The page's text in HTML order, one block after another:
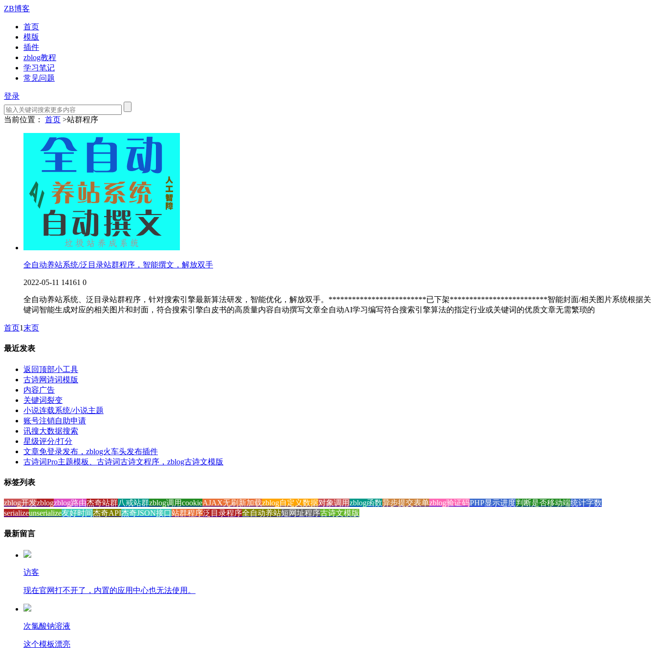
ZB博客
首页
模版
插件
zblog教程
学习笔记
常见问题
登录
当前位置： 首页 >站群程序
全自动养站系统/泛目录站群程序，智能撰文，解放双手
2022-05-11 14161 0
全自动养站系统、泛目录站群程序，针对搜索引擎最新算法研发，智能优化，解放双手。*************************已下架*************************智能封面/相关图片系统根据关
键词智能生成对应的相关图片和封面，符合搜索引擎白皮书的高质量内容自动撰写文章全自动AI学习编写符合搜索引擎算法的指定行业或关键词的优质文章无需繁琐的
首页1 末页
最近发表
返回顶部小工具
古诗网诗词模版
内容广告
关键词裂变
小说连载系统/小说主题
账号注销自助申请
讯搜大数据搜索
星级评分/打分
文章免登录发布，zblog火车头发布插件
古诗词Pro主题模板、古诗词古诗文程序，zblog古诗文模版
标签列表
zblog开发zblogzblog路由杰奇站群八戒站群zblog调用cookieAJAX无刷新加载zblog自定义数据对象调用zblog函数异步提交表单zblog验证码PHP显示进度判断是否移动端统计字数
serializeunserialize友好时间杰奇API杰奇JSON接口站群程序泛目录程序全自动养站短网址程序古诗文模版
最新留言
访客
现在官网打不开了，内置的应用中心也无法使用。
次氯酸钠溶液
这个模板漂亮